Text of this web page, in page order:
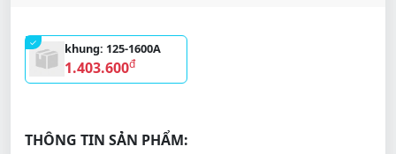
khung: 125-1600A
1.403.600đ
THÔNG TIN SẢN PHẨM: